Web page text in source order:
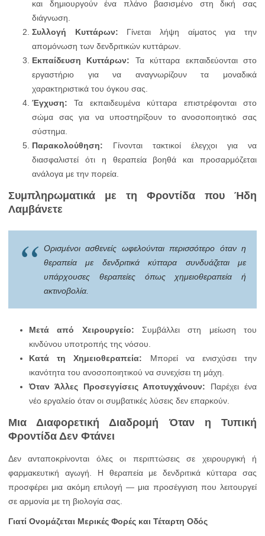
και δημιουργούν ένα πλάνο βασισμένο στη δική σας
διάγνωση.
Συλλογή Κυττάρων: Γίνεται λήψη αίματος για την
απομόνωση των δενδριτικών κυττάρων.
Εκπαίδευση Κυττάρων: Τα κύτταρα εκπαιδεύονται στο
εργαστήριο για να αναγνωρίζουν τα μοναδικά
χαρακτηριστικά του όγκου σας.
Έγχυση: Τα εκπαιδευμένα κύτταρα επιστρέφονται στο
σώμα σας για να υποστηρίξουν το ανοσοποιητικό σας
σύστημα.
Παρακολούθηση: Γίνονται τακτικοί έλεγχοι για να
διασφαλιστεί ότι η θεραπεία βοηθά και προσαρμόζεται
ανάλογα με την πορεία.
Συμπληρωματικά με τη Φροντίδα που Ήδη
Λαμβάνετε
Ορισμένοι ασθενείς ωφελούνται περισσότερο όταν η
θεραπεία με δενδριτικά κύτταρα συνδυάζεται με
υπάρχουσες θεραπείες όπως χημειοθεραπεία ή
ακτινοβολία.
Μετά από Χειρουργείο: Συμβάλλει στη μείωση του
κινδύνου υποτροπής της νόσου.
Κατά τη Χημειοθεραπεία: Μπορεί να ενισχύσει την
ικανότητα του ανοσοποιητικού να συνεχίσει τη μάχη.
Όταν Άλλες Προσεγγίσεις Αποτυγχάνουν: Παρέχει ένα
νέο εργαλείο όταν οι συμβατικές λύσεις δεν επαρκούν.
Μια Διαφορετική Διαδρομή Όταν η Τυπική
Φροντίδα Δεν Φτάνει
Δεν ανταποκρίνονται όλες οι περιπτώσεις σε χειρουργική ή
φαρμακευτική αγωγή. Η θεραπεία με δενδριτικά κύτταρα σας
προσφέρει μια ακόμη επιλογή — μια προσέγγιση που λειτουργεί
σε αρμονία με τη βιολογία σας.
Γιατί Ονομάζεται Μερικές Φορές και Τέταρτη Οδός